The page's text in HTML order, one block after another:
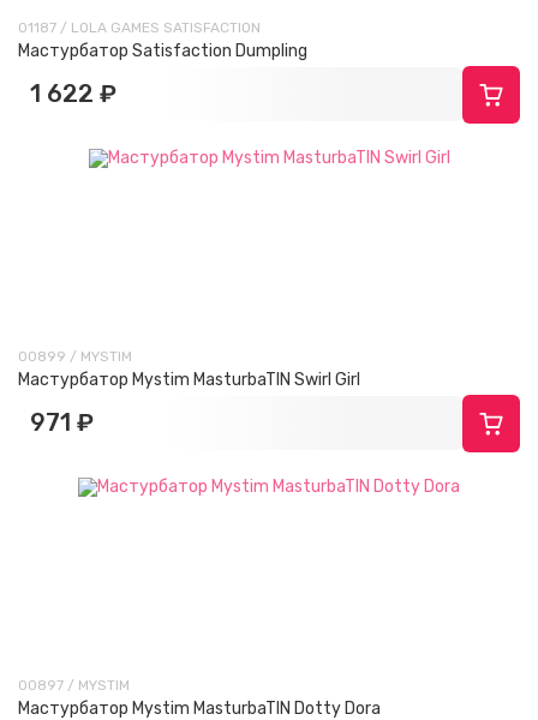
01187 / LOLA GAMES SATISFACTION
Мастурбатор Satisfaction Dumpling
1 622 ₽
00899 / MYSTIM
Мастурбатор Mystim MasturbaTIN Swirl Girl
971 ₽
00897 / MYSTIM
Мастурбатор Mystim MasturbaTIN Dotty Dora